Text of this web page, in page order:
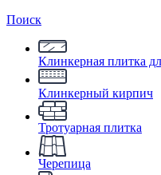
Поиск
Клинкерная плитка
Клинкерный кирпич
Тротуарная плитка
Черепица